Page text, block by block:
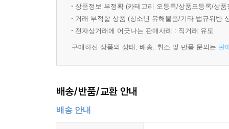
【 제18대 현종 】
- 의복을 둘러싼 정치적 갈등에 휘말린 현종
- 시대의 로맨티시스트? 부인이 단 한 명뿐인 조선
【 제19대 숙종 】
- 소년 군주 숙종, 정치 9단 송시열을 누르다
왜군이 한양으로 쭉쭉 침입해오고 있는 가운데,
몸을 보전하기 위해 한양을 떠나 개성으로, 평양
만, 선조의 행동은 일본이 전혀 상상하지 못했던
---「제14대 선조」중에서
그런데 문제는 조선은 백성들이 직접 왕을 뽑을 권
느낌을 들게 한다. 또한 실록에 등장하는 왕의
도움이 된다.
역사시간에 단순히 외우는 데만 급급했던 사
정리된다.
· 성군과 폭군, 존재감 없이 무능했던 왕들을 역사
· 조선후기 외척 정치가 만연할 수밖에 없었던 까닭
상품정보 부정확 (카테고리 오등록/상품오등록/상
거래 부적합 상품 (청소년 유해물품/기타 법규위반
전자상거래에 어긋나는 판매사례 : 직거래 유도
구매하신 상품의 상태, 배송, 취소 및 반품 문의는 판
배송/반품/교환 안내
배송 안내